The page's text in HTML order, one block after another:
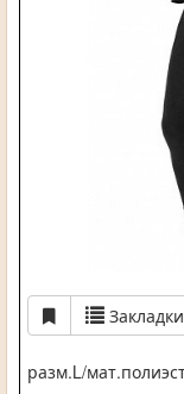
Закладки
разм.L/